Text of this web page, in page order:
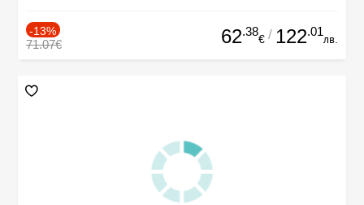
-13%
71.07€ 62.38
€ / 122.01
лв.